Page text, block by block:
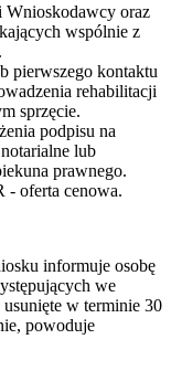
Wnioskodawcy oraz
wspólnie z
pierwszego kontaktu
rehabilitacji
sprzęcie.
podpisu na
lub
prawnego.
- oferta cenowa.
informuje osobę
we
w terminie 30
powoduje